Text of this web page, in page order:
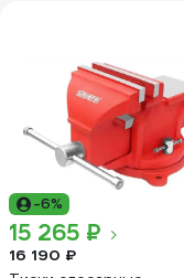
-6%
15 265 ₽
16 190 ₽